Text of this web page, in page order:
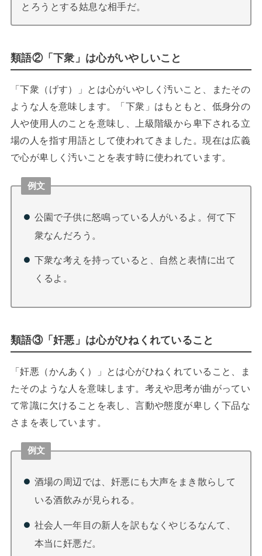
とろうとする姑息な相手だ。
類語②「下衆」は心がいやしいこと
「下衆（げす）」とは心がいやしく汚いこと、またその
ような人を意味します。「下衆」はもともと、低身分の
人や使用人のことを意味し、上級階級から卑下される立
場の人を指す用語として使われてきました。現在は広義
で心が卑しく汚いことを表す時に使われています。
例文
公園で子供に怒鳴っている人がいるよ。何て下
衆なんだろう。
下衆な考えを持っていると、自然と表情に出て
くるよ。
類語③「奸悪」は心がひねくれていること
「奸悪（かんあく）」とは心がひねくれていること、ま
たそのような人を意味します。考えや思考が曲がってい
て常識に欠けることを表し、言動や態度が卑しく下品な
さまを表しています。
例文
酒場の周辺では、奸悪にも大声をまき散らして
いる酒飲みが見られる。
社会人一年目の新人を訳もなくやじるなんて、
本当に奸悪だ。